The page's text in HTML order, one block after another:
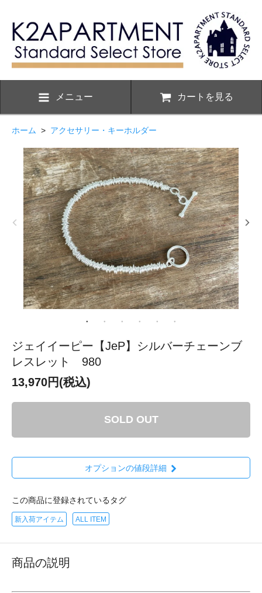
メニュー カートを見る
ホーム > アクセサリー・キーホルダー
ジェイイーピー【JeP】シルバーチェーンブ
レスレット 980
13,970円(税込)
SOLD OUT
オプションの値段詳細
この商品に登録されているタグ
新入荷アイテム ALL ITEM
商品の説明